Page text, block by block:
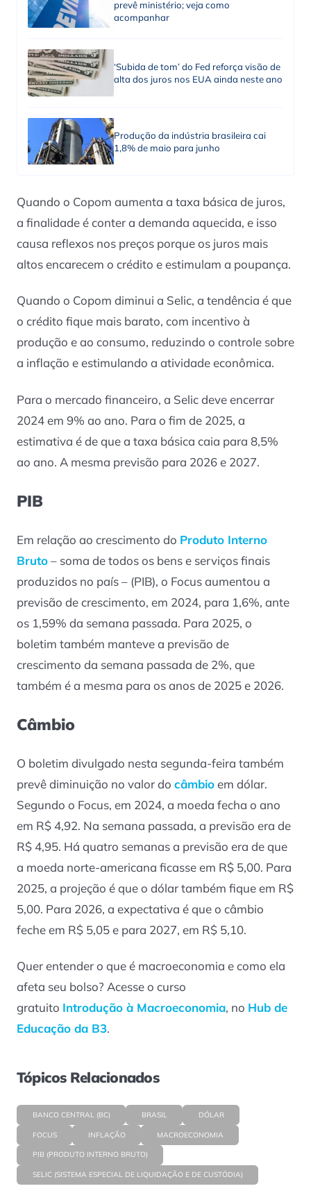
prevê ministério; veja como
acompanhar
‘Subida de tom’ do Fed reforça visão de
alta dos juros nos EUA ainda neste ano
Produção da indústria brasileira cai
1,8% de maio para junho
Quando o Copom aumenta a taxa básica de juros,
a finalidade é conter a demanda aquecida, e isso
causa reflexos nos preços porque os juros mais
altos encarecem o crédito e estimulam a poupança.
Quando o Copom diminui a Selic, a tendência é que
o crédito fique mais barato, com incentivo à
produção e ao consumo, reduzindo o controle sobre
a inflação e estimulando a atividade econômica.
Para o mercado financeiro, a Selic deve encerrar
2024 em 9% ao ano. Para o fim de 2025, a
estimativa é de que a taxa básica caia para 8,5%
ao ano. A mesma previsão para 2026 e 2027.
PIB
Em relação ao crescimento do Produto Interno
Bruto– soma de todos os bens e serviços finais
produzidos no país – (PIB), o Focus aumentou a
previsão de crescimento, em 2024, para 1,6%, ante
os 1,59% da semana passada. Para 2025, o
boletim também manteve a previsão de
crescimento da semana passada de 2%, que
também é a mesma para os anos de 2025 e 2026.
Câmbio
O boletim divulgado nesta segunda-feira também
prevê diminuição no valor do câmbioem dólar.
Segundo o Focus, em 2024, a moeda fecha o ano
em R$ 4,92. Na semana passada, a previsão era de
R$ 4,95. Há quatro semanas a previsão era de que
a moeda norte-americana ficasse em R$ 5,00. Para
2025, a projeção é que o dólar também fique em R$
5,00. Para 2026, a expectativa é que o câmbio
feche em R$ 5,05 e para 2027, em R$ 5,10.
Quer entender o que é macroeconomia e como ela
afeta seu bolso? Acesse o curso
gratuito Introdução à Macroeconomia, no Hub de
Educação da B3.
Tópicos Relacionados
BANCO CENTRAL (BC) BRASIL DÓLAR
FOCUS INFLAÇÃO MACROECONOMIA
PIB (PRODUTO INTERNO BRUTO)
SELIC (SISTEMA ESPECIAL DE LIQUIDAÇÃO E DE CUSTÓDIA)